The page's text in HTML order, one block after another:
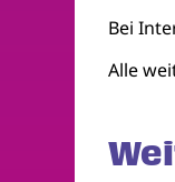
Bei
Alle